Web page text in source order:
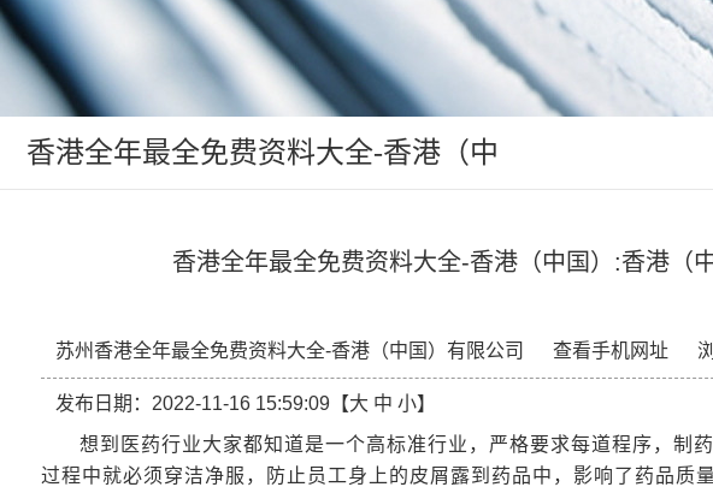
香港全年最全免费资料大全-香港（中
香港全年最全免费资料大全-香港（中国）:香港（
苏州香港全年最全免费资料大全-香港（中国）有限公司 查看手机网址
发布日期：2022-11-16 15:59:09【大 中 小】
想到医药行业大家都知道是一个高标准行业，严格要求每道程序，制
过程中就必须穿洁净服，防止员工身上的皮屑露到药品中，影响了药品质量